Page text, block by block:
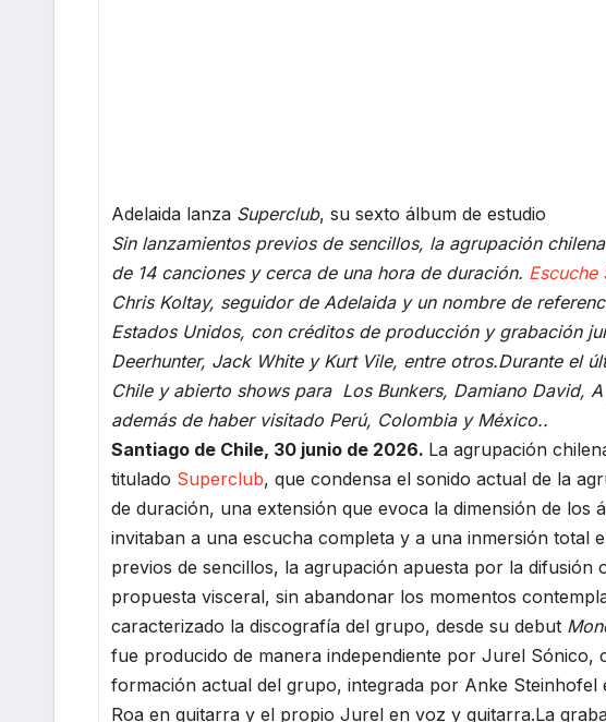
Adelaida lanza Superclub, su sexto álbum de estudio
Sin lanzamientos previos de sencillos, la agrupación
de 14 canciones y cerca de una hora de duración. Escuche
Chris Koltay, seguidor de Adelaida y un nombre de
Estados Unidos, con créditos de producción y grabación
Deerhunter, Jack White y Kurt Vile, entre otros.Durante el
Chile y abierto shows para Los Bunkers, Damiano David,
además de haber visitado Perú, Colombia y México..
Santiago de Chile, 30 junio de 2026. La agrupación
titulado Superclub, que condensa el sonido actual de la
de duración, una extensión que evoca la dimensión de
invitaban a una escucha completa y a una inmersión total
previos de sencillos, la agrupación apuesta por la
propuesta visceral, sin abandonar los momentos
caracterizado la discografía del grupo, desde su debut
fue producido de manera independiente por Jurel Sónico,
formación actual del grupo, integrada por Anke
Roa en guitarra y el propio Jurel en voz y guitarra.La